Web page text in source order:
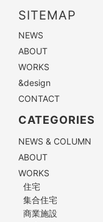
SITEMAP
NEWS
ABOUT
WORKS
&design
CONTACT
CATEGORIES
NEWS & COLUMN
ABOUT
WORKS
住宅
集合住宅
商業施設